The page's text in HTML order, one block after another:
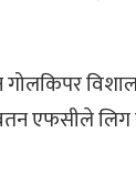
विशाल
एफसीले लिग